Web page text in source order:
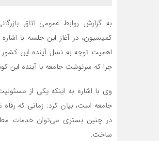
به گزارش روابط عمومی اتاق
کمیسیون، در آغاز این جلسه با
اهمیت توجه به نسل آینده این کشور
چرا که سرنوشت جامعه با آینده این
وی با اشاره به اینکه یکی از
جامعه است، بیان کرد: زمانی که
در چنین بستری می‌توان خدمات
ساخت.